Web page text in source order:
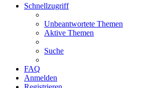
Schnellzugriff
Unbeantwortete Themen
Aktive Themen
Suche
FAQ
Anmelden